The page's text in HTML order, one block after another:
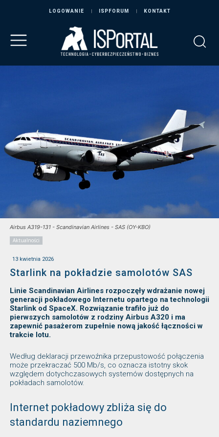
LOGOWANIE ISPFORUM KONTAKT
Airbus A319-131 - Scandinavian Airlines - SAS (OY-KBO)
Aktualności
13 kwietnia 2026
Starlink na pokładzie samolotów SAS
Linie Scandinavian Airlines rozpoczęły wdrażanie nowej
generacji pokładowego Internetu opartego na technologii
Starlink od SpaceX. Rozwiązanie trafiło już do
pierwszych samolotów z rodziny Airbus A320 i ma
zapewnić pasażerom zupełnie nową jakość łączności w
trakcie lotu.
Według deklaracji przewoźnika przepustowość połączenia
może przekraczać 500 Mb/s, co oznacza istotny skok
względem dotychczasowych systemów dostępnych na
pokładach samolotów.
Internet pokładowy zbliża się do
standardu naziemnego